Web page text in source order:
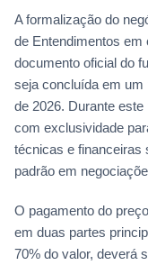
A formalização do
de Entendimentos
documento oficial do
seja concluída em um
de 2026. Durante
com exclusividade
técnicas e financeiras
padrão em
O pagamento do
em duas partes
70% do valor, deverá